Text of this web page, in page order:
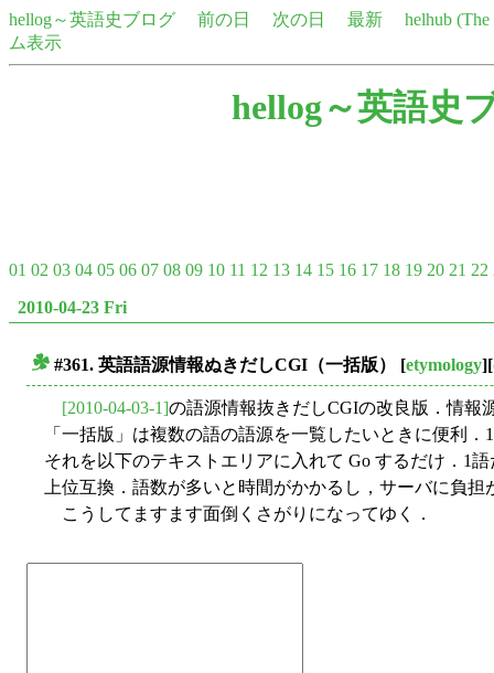
hellog～英語史ブログ 前の日 次の日 最新
helhub
ム表示
hellog～英語史
01 02 03 04 05 06 07 08 09 10 11 12 13 14 15 16 17 18 19 20 21 22
2010-04-23 Fri
#361. 英語語源情報ぬきだしCGI（一括版） [etymology][
[2010-04-03-1]の語源情報抜きだしCGIの改良版．情報
「一括版」は複数の語の語源を一覧したいときに便利
それを以下のテキストエリアに入れて Go するだけ．1
上位互換．語数が多いと時間がかかるし，サーバに負
こうしてますます面倒くさがりになってゆく．